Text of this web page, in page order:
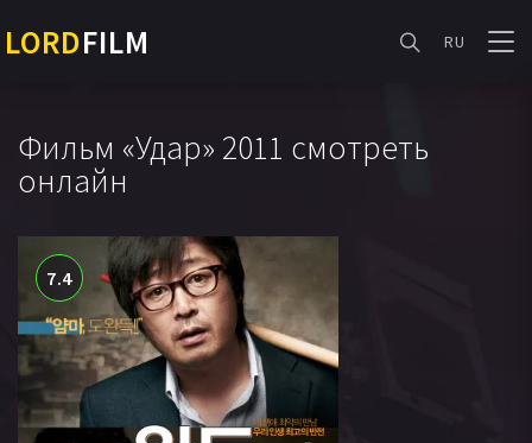
LORDFILM RU
Фильм «Удар» 2011 смотреть
онлайн
7.4